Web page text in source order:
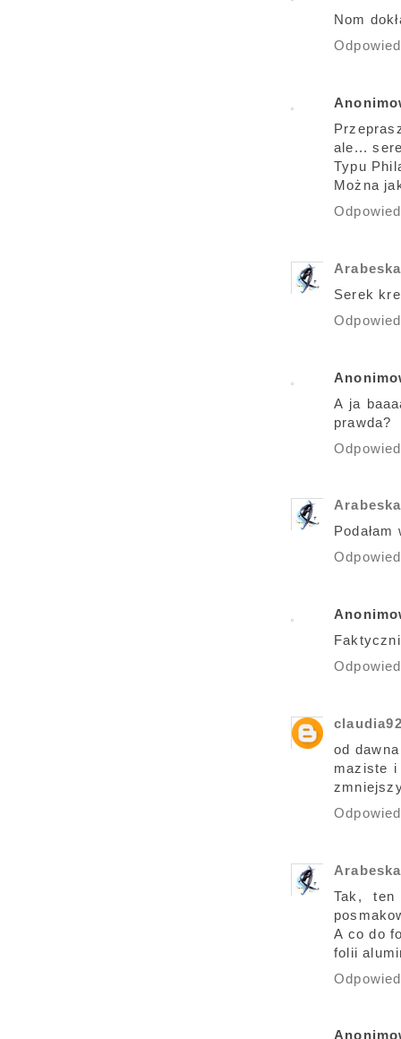
Nom
ale...
Typu
Można
Serek
A ja
prawda?
od
maziste
Tak,
A co do
folii